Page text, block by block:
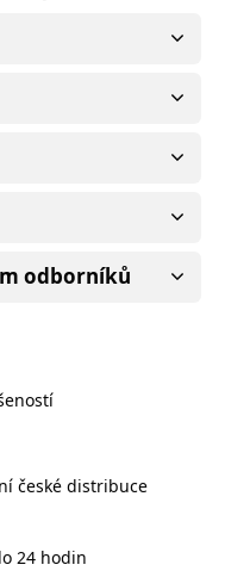
odborníků
české distribuce
24 hodin